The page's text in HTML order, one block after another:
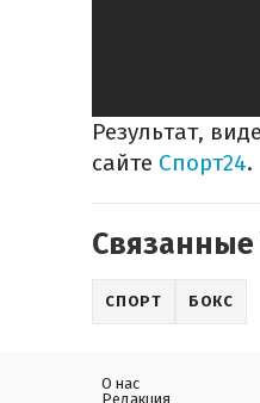
Результат,
сайте Спорт24.
СПОРТ БОКС
О нас
Редакция